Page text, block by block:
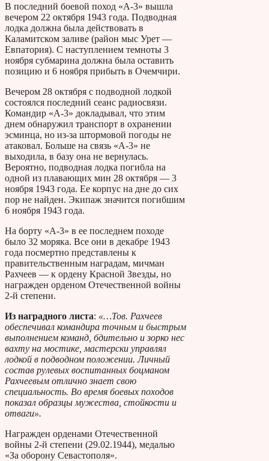
В последний боевой поход «А-3» вышла
вечером 22 октября 1943 года. Подводная
лодка должна была действовать в
Каламитском заливе (район мыс Урет —
Евпатория). С наступлением темноты 3
ноября субмарина должна была оставить
позицию и 6 ноября прибыть в Очемчири.
Вечером 28 октября с подводной лодкой
состоялся последний сеанс радиосвязи.
Командир «А-3» докладывал, что этим
днем обнаружил транспорт в охранении
эсминца, но из-за штормовой погоды не
атаковал. Больше на связь «А-3» не
выходила, в базу она не вернулась.
Вероятно, подводная лодка погибла на
одной из плавающих мин 28 октября — 3
ноября 1943 года. Ее корпус на дне до сих
пор не найден. Экипаж значится погибшим
6 ноября 1943 года.
На борту «А-3» в ее последнем походе
было 32 моряка. Все они в декабре 1943
года посмертно представлены к
правительственным наградам, мичман
Рахчеев — к ордену Красной Звезды, но
награжден орденом Отечественной войны
2-й степени.
Из наградного листа: «…Тов. Рахчеев
обеспечивал командира точным и быстрым
выполнением команд, бдительно и зорко нес
вахту на мостике, мастерски управлял
лодкой в подводном положении. Личный
состав рулевых воспитанных боцманом
Рахчеевым отлично знает свою
специальность. Во время боевых походов
показал образцы мужества, стойкости и
отваги».
Награжден орденами Отечественной
войны 2-й степени (29.02.1944), медалью
«За оборону Севастополя».